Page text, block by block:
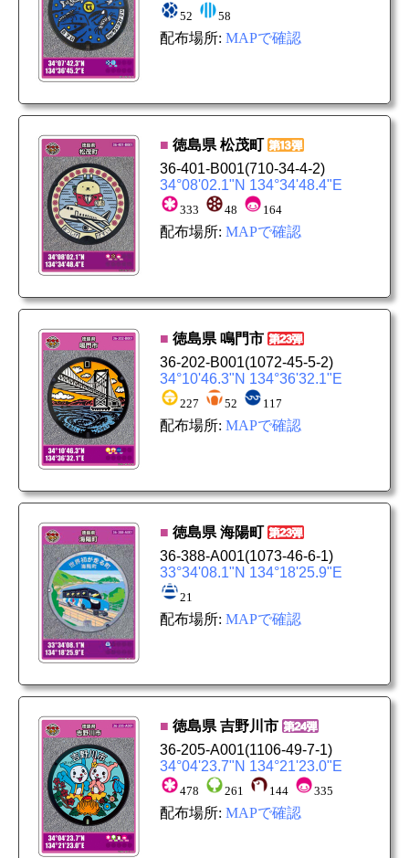
52 58
配布場所: MAPで確認
■ 徳島県 松茂町
36-401-B001(710-34-4-2)
34°08'02.1"N 134°34'48.4"E
333 48 164
配布場所: MAPで確認
■ 徳島県 鳴門市
36-202-B001(1072-45-5-2)
34°10'46.3"N 134°36'32.1"E
227 52 117
配布場所: MAPで確認
■ 徳島県 海陽町
36-388-A001(1073-46-6-1)
33°34'08.1"N 134°18'25.9"E
21
配布場所: MAPで確認
■ 徳島県 吉野川市
36-205-A001(1106-49-7-1)
34°04'23.7"N 134°21'23.0"E
478 261 144 335
配布場所: MAPで確認